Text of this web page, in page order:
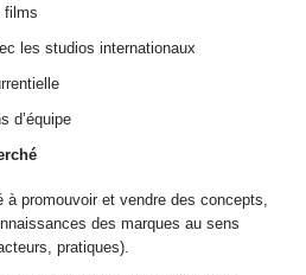
films
les studios internationaux
d’équipe
à promouvoir et vendre des concepts,
des marques au sens
pratiques).